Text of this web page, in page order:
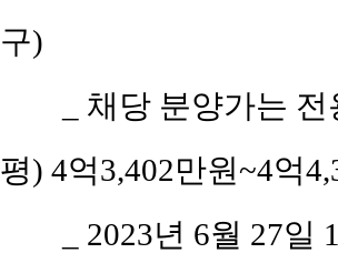
구)
_ 채당 분양가는
평) 4억3,402만원~4억
_ 2023년 6월 27